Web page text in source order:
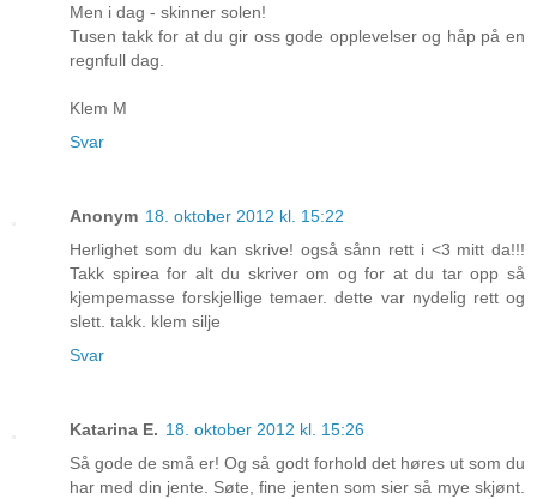
Men i dag - skinner solen!
Tusen takk for at du gir oss gode opplevelser og håp på en
regnfull dag.
Klem M
Svar
Anonym 18. oktober 2012 kl. 15:22
Herlighet som du kan skrive! også sånn rett i <3 mitt da!!!
Takk spirea for alt du skriver om og for at du tar opp så
kjempemasse forskjellige temaer. dette var nydelig rett og
slett. takk. klem silje
Svar
Katarina E. 18. oktober 2012 kl. 15:26
Så gode de små er! Og så godt forhold det høres ut som du
har med din jente. Søte, fine jenten som sier så mye skjønt.